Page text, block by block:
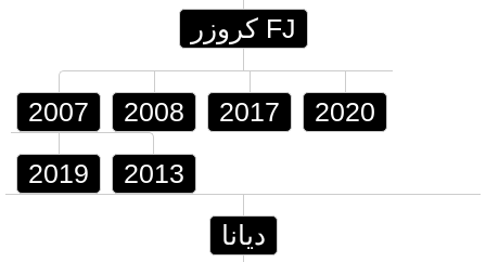
FJ كروزر
2007 2008 2017 2020
2019 2013
ديانا